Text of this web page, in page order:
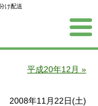
け配送
平成20年12月 »
2008年11月22日(土)